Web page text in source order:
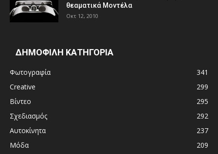
θεαματικά Μοντέλα
Οκτ 12, 2010
ΔΗΜΟΦΙΛΗ ΚΑΤΗΓΟΡΙΑ
Φωτογραφία
341
Creative
299
Βίντεο
295
Σχεδιασμός
292
Αυτοκίνητα
237
Μόδα
209